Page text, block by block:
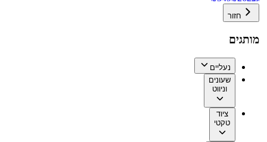
חזור
מותגים
נעליים
שעונים
וניווט
ציוד
טקטי